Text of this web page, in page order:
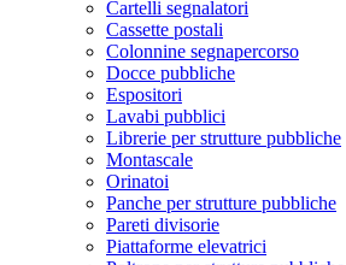
Cartelli segnalatori
Cassette postali
Colonnine segnapercorso
Docce pubbliche
Espositori
Lavabi pubblici
Librerie per strutture pubbliche
Montascale
Orinatoi
Panche per strutture pubbliche
Pareti divisorie
Piattaforme elevatrici